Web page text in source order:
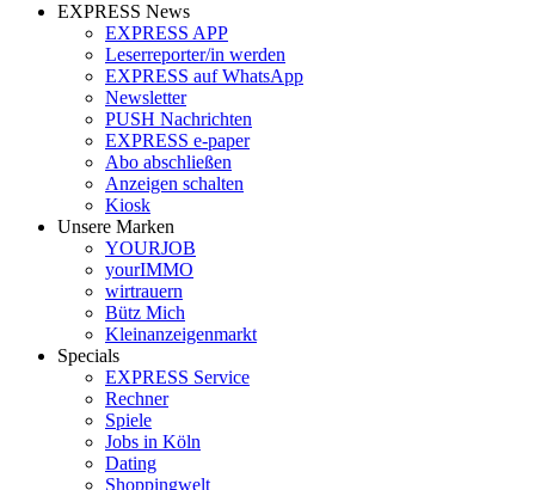
EXPRESS News
EXPRESS APP
Leserreporter/in werden
EXPRESS auf WhatsApp
Newsletter
PUSH Nachrichten
EXPRESS e-paper
Abo abschließen
Anzeigen schalten
Kiosk
Unsere Marken
YOURJOB
yourIMMO
wirtrauern
Bütz Mich
Kleinanzeigenmarkt
Specials
EXPRESS Service
Rechner
Spiele
Jobs in Köln
Dating
Shoppingwelt